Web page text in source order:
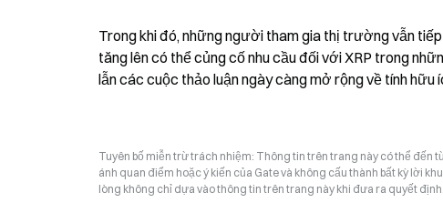
Trong khi đó, những người tham gia thị trường vẫn
tăng lên có thể củng cố nhu cầu đối với XRP trong
lẫn các cuộc thảo luận ngày càng mở rộng về tính hữu
Tuyên bố miễn trừ trách nhiệm: Thông tin trên trang này có thể đến
ánh quan điểm hoặc ý kiến của Gate và không cấu thành bất kỳ lời
lòng không chỉ dựa vào thông tin trên trang này khi đưa ra quyết